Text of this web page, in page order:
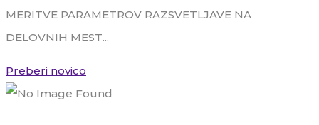
MERITVE PARAMETROV RAZSVETLJAVE NA
DELOVNIH MEST...
Preberi novico